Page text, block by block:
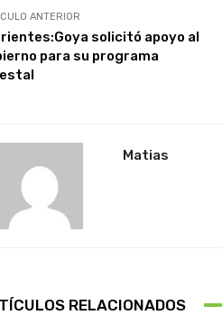
ANTERIOR
solicitó apoyo al
para su programa
Matias
RELACIONADOS